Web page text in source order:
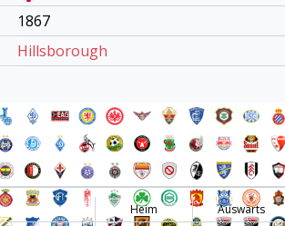
1867
Hillsborough
Heim Auswärts